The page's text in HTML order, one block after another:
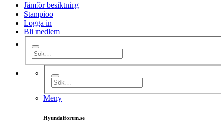
Jämför besiktning
Stampioo
Logga in
Bli medlem
Meny
Hyundaiforum.se